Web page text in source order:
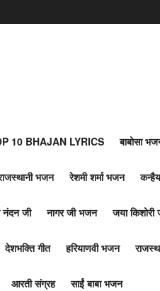
10 BHAJAN LYRICS बाबोसा
भजन रेशमी शर्मा भजन
नंदन जी नागर जी भजन जया किशोरी
देशभक्ति गीत हरियाणवी भजन
आरती संग्रह साईं बाबा भजन